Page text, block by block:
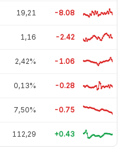
19,21 -8.08
1,16 -2.42
2,42% -1.06
0,13% -0.28
7,50% -0.75
112,29 +0.43